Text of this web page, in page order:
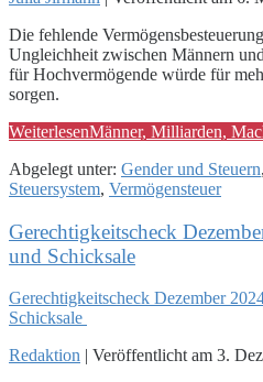
Die fehlende
Ungleichheit zwischen Männern
für Hochvermögende würde für
sorgen.
WeiterlesenMänner, Milliarden,
Abgelegt unter: Gender und Steuern,
Steuersystem, Vermögensteuer
Gerechtigkeitscheck
und Schicksale
Gerechtigkeitscheck Dezember
Schicksale
Redaktion | Veröffentlicht am 3.